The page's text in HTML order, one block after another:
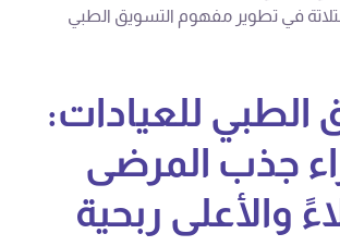
في تطوير مفهوم التسويق الطبي
الطبي للعيادات:
جذب المرضى
والأعلى ربحية